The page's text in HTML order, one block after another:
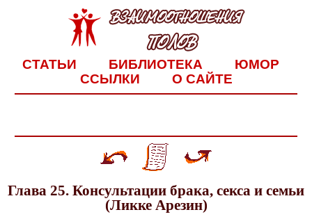
СТАТЬИ БИБЛИОТЕКА
ЮМОР
ССЫЛКИ
О САЙТЕ
Глава 25. Консультации брака, секса и семьи
(Ликке Арезин)